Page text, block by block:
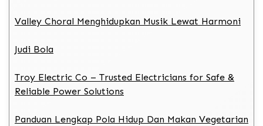
Valley Choral Menghidupkan Musik Lewat Harmoni
Judi Bola
Troy Electric Co – Trusted Electricians for Safe &
Reliable Power Solutions
Panduan Lengkap Pola Hidup Dan Makan Vegetarian